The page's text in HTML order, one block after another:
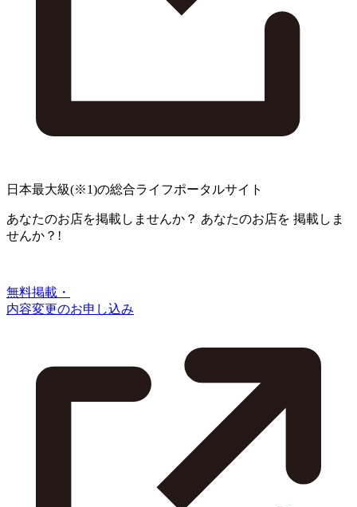
日本最大級(※1)の総合ライフポータルサイト
あなたのお店を掲載しませんか？ あなたのお店を 掲載しま
せんか？!
無料掲載・
内容変更のお申し込み